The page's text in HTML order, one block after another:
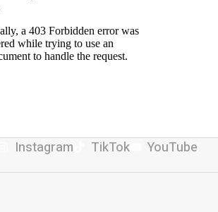
Instagram TikTok YouTube